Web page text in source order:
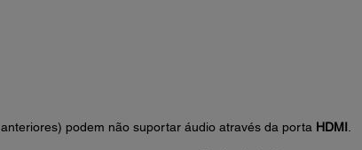
podem não suportar áudio através da porta HDMI